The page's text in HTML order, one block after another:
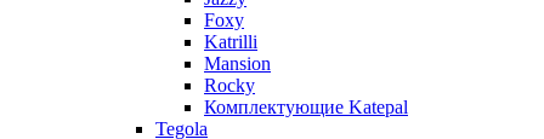
Foxy
Katrilli
Mansion
Rocky
Комплектующие Katepal
Tegola